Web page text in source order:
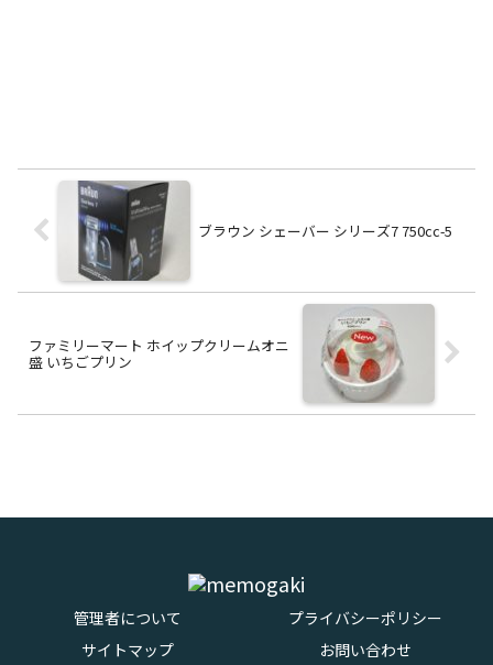
ブラウン シェーバー シリーズ7 750cc-5
ファミリーマート ホイップクリームオニ
盛 いちごプリン
管理者について
プライバシーポリシー
サイトマップ
お問い合わせ